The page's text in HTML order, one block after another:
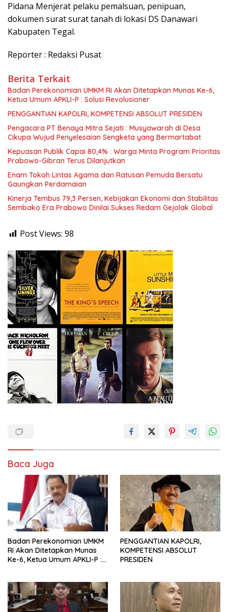
Pidana Menjerat pelaku pemalsuan, penipuan,
dokumen surat surat tanah di lokasi DS Danawari
Kabupaten Tegal.
Reporter : Redaksi Pusat
Berita Terkait
Badan Perekonomian UMKM RI Akan Ditetapkan Munas Ke-6,
Ketua Umum APKLI-P : Solusi Revolusioner
PENGGANTIAN KAPOLRI, KOMPETENSI ABSOLUT PRESIDEN
Pengacara PT Benaya Mitra Sejati : Musyawarah di Desa
Cikupa Wujud Penyelesaian Sengketa yang Bermartabat
Kepuasan Publik Capai 80,4% : Warga Minta Program Prioritas
Prabowo-Gibran Terus Dilanjutkan
Enam Tokoh Lintas Agama dan Ratusan Pemuda Bersatu
Gaungkan Perdamaian
Kinerja Tembus 79,3 Persen, Kebijakan Ekonomi dan Stabilitas
Sembako Era Prabowo Dinilai Sukses Redam Gejolak Global
Post Views: 98
Baca Juga
Badan Perekonomian UMKM
RI Akan Ditetapkan Munas
Ke-6, Ketua Umum APKLI-P :
PENGGANTIAN KAPOLRI,
KOMPETENSI ABSOLUT
PRESIDEN